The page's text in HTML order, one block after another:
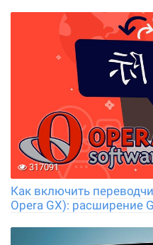
317091
Как включить
Opera GX): расширение